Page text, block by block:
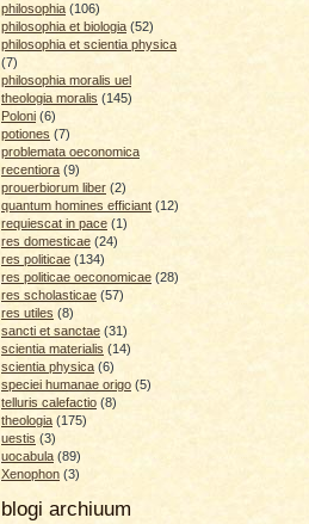
philosophia (106)
philosophia et biologia (52)
philosophia et scientia physica
(7)
philosophia moralis uel
theologia moralis (145)
Poloni (6)
potiones (7)
problemata oeconomica
recentiora (9)
prouerbiorum liber (2)
quantum homines efficiant (12)
requiescat in pace (1)
res domesticae (24)
res politicae (134)
res politicae oeconomicae (28)
res scholasticae (57)
res utiles (8)
sancti et sanctae (31)
scientia materialis (14)
scientia physica (6)
speciei humanae origo (5)
telluris calefactio (8)
theologia (175)
uestis (3)
uocabula (89)
Xenophon (3)
blogi archiuum